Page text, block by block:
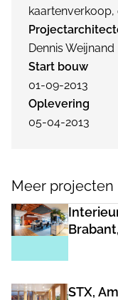
kaartenverkoop,
Dennis Weijnand
Start bouw
01-09-2013
Oplevering
05-04-2013
Meer projecten
STX,